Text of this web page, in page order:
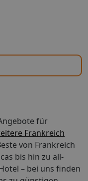
Zur
gehört ein
Sofabett.
ein Schreibtisch
sind ein Telefon,
Gebühr)
gehören
ausgestattet mit
Haartrockner,
stehen für den
Sie Klimaanlage:
für
Frankreich
von Frankreich
bis hin zu all-
– bei uns finden